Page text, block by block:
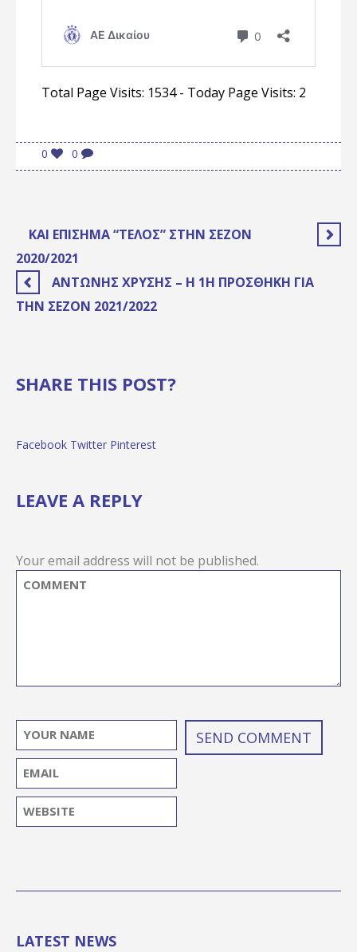
Total Page Visits: 1534 - Today Page Visits: 2
0
0
ΚΑΙ ΕΠΊΣΗΜΑ “ΤΈΛΟΣ” ΣΤΗΝ ΣΕΖΌΝ
2020/2021
ΑΝΤΩΝΗΣ ΧΡΥΣΗΣ – Η 1Η ΠΡΟΣΘΗΚΗ ΓΙΑ
ΤΗΝ ΣΕΖΟΝ 2021/2022
SHARE THIS POST?
Facebook Twitter Pinterest
LEAVE A REPLY
Your email address will not be published.
LATEST NEWS